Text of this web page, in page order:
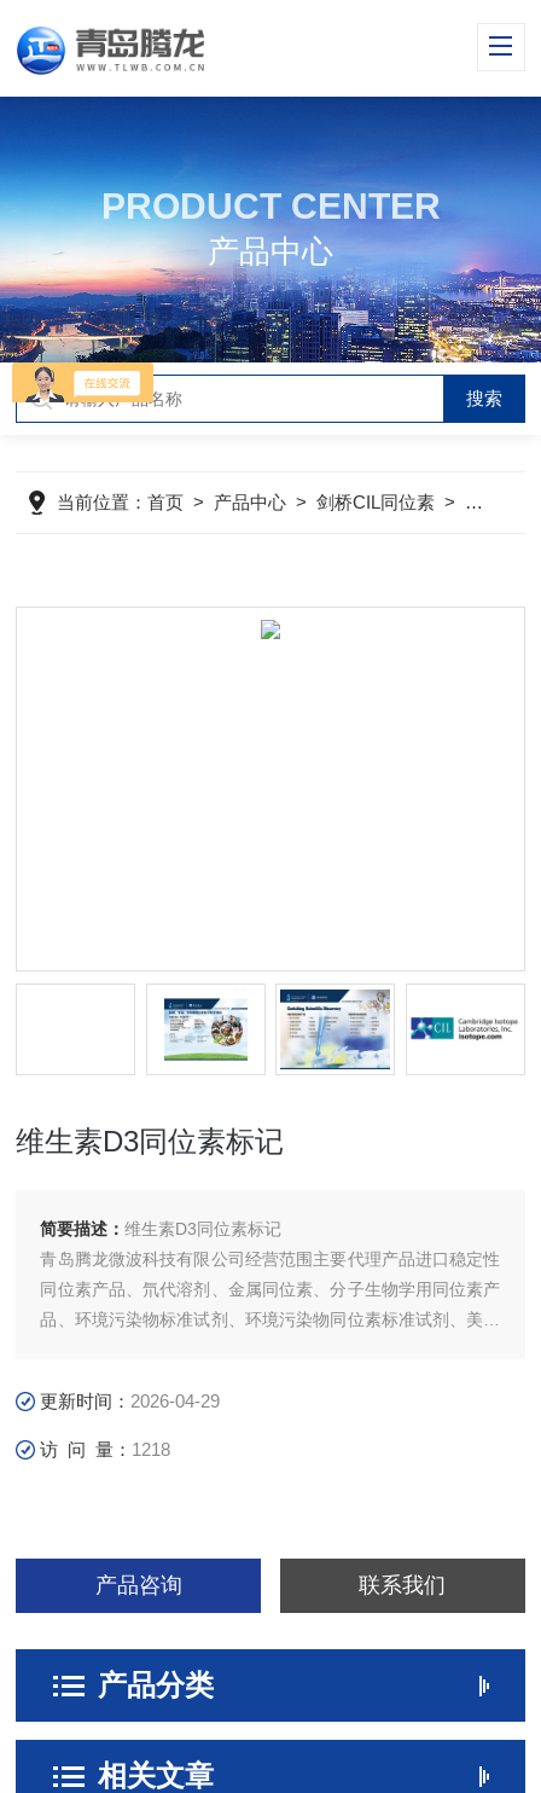
PRODUCT CENTER
产品中心
当前位置：首页 > 产品中心 >剑桥CIL同位素 > 同位素
维生素D3同位素标记
简要描述：维生素D3同位素标记
青岛腾龙微波科技有限公司经营范围主要代理产品进口稳定性
同位素产品、氘代溶剂、金属同位素、分子生物学用同位素产
品、环境污染物标准试剂、环境污染物同位素标准试剂、美国
更新时间： 2026-04-29
访 问 量： 1218
产品咨询 联系我们
产品分类
相关文章